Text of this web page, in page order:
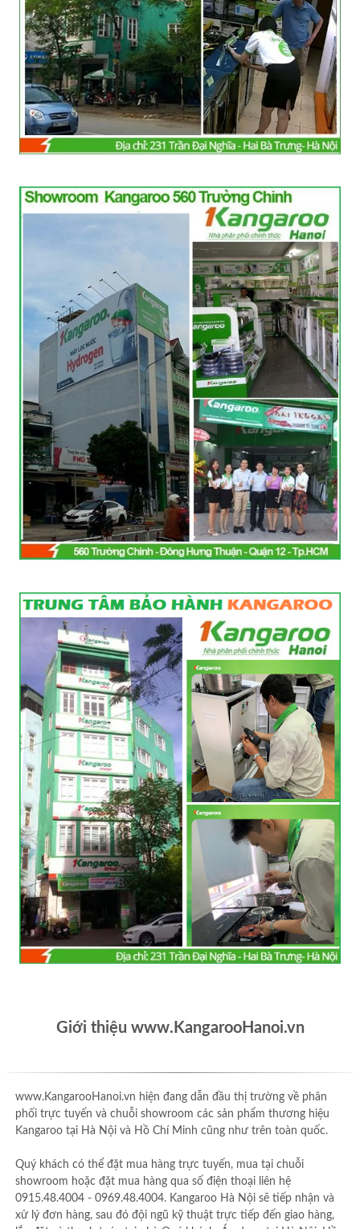
Giới thiệu www.KangarooHanoi.vn
www.KangarooHanoi.vn hiện đang dẫn đầu thị trường về phân
phối trực tuyến và chuỗi showroom các sản phẩm thương hiệu
Kangaroo tại Hà Nội và Hồ Chí Minh cũng như trên toàn quốc.
Quý khách có thể đặt mua hàng trực tuyến, mua tại chuỗi
showroom hoặc đặt mua hàng qua số điện thoại liên hệ
0915.48.4004 - 0969.48.4004. Kangaroo Hà Nội sẽ tiếp nhận và
xử lý đơn hàng, sau đó đội ngũ kỹ thuật trực tiếp đến giao hàng,